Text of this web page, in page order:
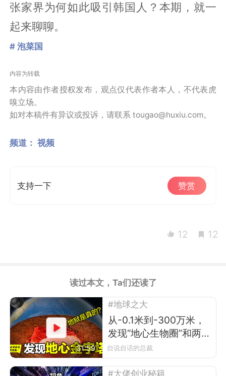
张家界为何如此吸引韩国人？本期，就一
起来聊聊。
# 泡菜国
内容为转载
本内容由作者授权发布，观点仅代表作者本人，不代表虎
嗅立场。
如对本稿件有异议或投诉，请联系 tougao@huxiu.com。
频道： 视频
支持一下 赞赏
12 12
读过本文，Ta们还读了
31:59
#地球之大
从-0.1米到-300万米，
发现“地心生物圈”和两
座“地心金字塔”
自说自话的总裁
#大佬创业秘籍